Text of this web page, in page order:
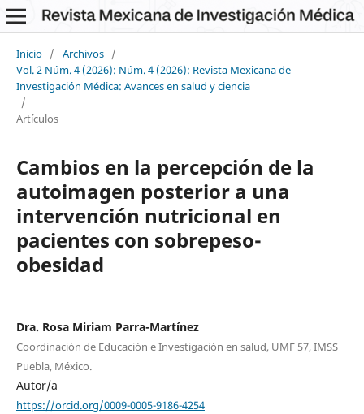
Inicio / Archivos /
Vol. 2 Núm. 4 (2026): Núm. 4 (2026): Revista Mexicana de
Investigación Médica: Avances en salud y ciencia
/
Artículos
Cambios en la percepción de la
autoimagen posterior a una
intervención nutricional en
pacientes con sobrepeso-
obesidad
Dra. Rosa Miriam Parra-Martínez
Coordinación de Educación e Investigación en salud, UMF 57, IMSS
Puebla, México.
Autor/a
https://orcid.org/0009-0005-9186-4254